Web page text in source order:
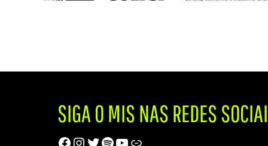
SIGA O MIS NAS REDES
Facebook
Instagram
Twitter
Spotify
Youtube
Trip Advisor